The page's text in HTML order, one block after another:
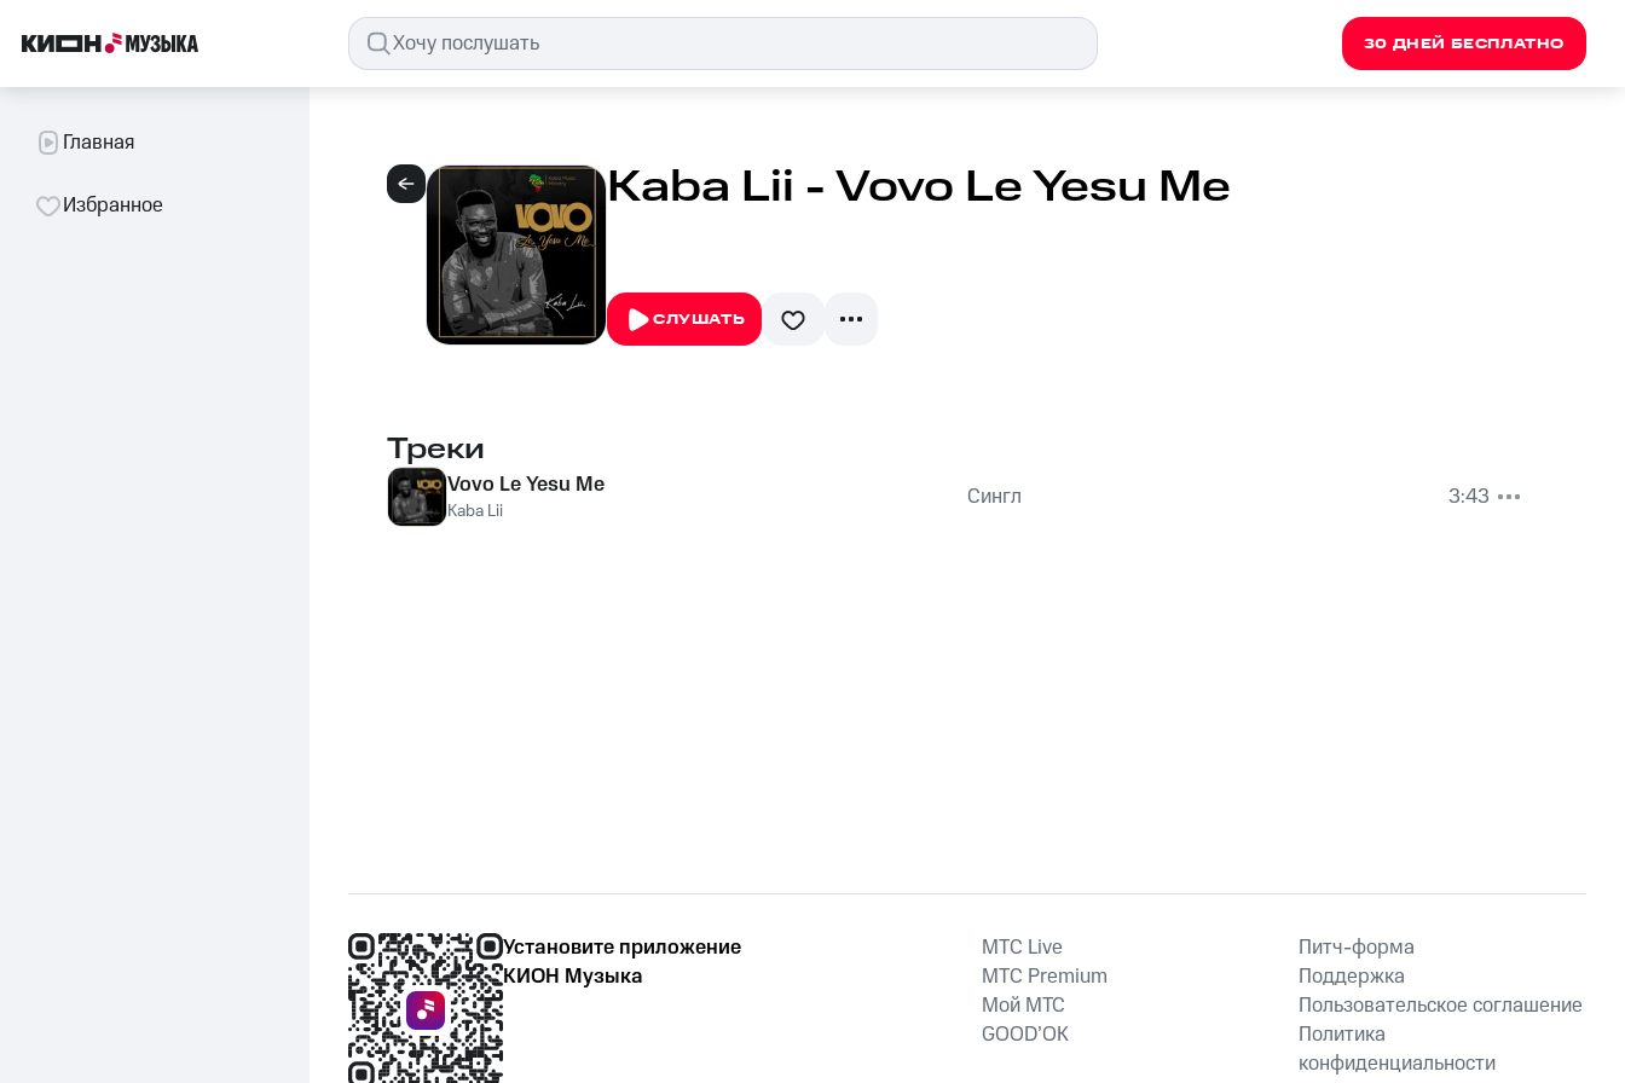
30 ДНЕЙ БЕСПЛАТНО
Главная
Избранное Kaba Lii - Vovo Le Yesu Me
СЛУШАТЬ
Треки
Vovo Le Yesu Me
Kaba Lii Сингл 3:43
Установите приложение
КИОН Музыка
MTС Live
MTС Premium
Мой МТС
GOOD’OK
Питч-форма
Поддержка
Пользовательское соглашение
Политика
конфиденциальности